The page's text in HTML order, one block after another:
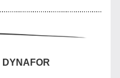
DYNA FOR